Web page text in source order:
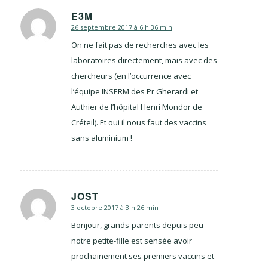
E3M
dit
:
26 septembre 2017 à 6 h 36 min
On ne fait pas de recherches avec les
laboratoires directement, mais avec des
chercheurs (en l’occurrence avec
l’équipe INSERM des Pr Gherardi et
Authier de l’hôpital Henri Mondor de
Créteil). Et oui il nous faut des vaccins
sans aluminium !
JOST
dit
:
3 octobre 2017 à 3 h 26 min
Bonjour, grands-parents depuis peu
notre petite-fille est sensée avoir
prochainement ses premiers vaccins et